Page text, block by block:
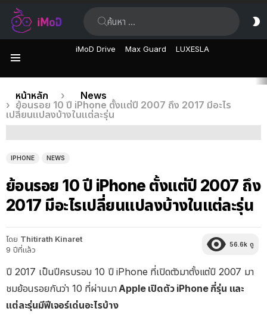
iMoD Drive Max Guard LUXESLA
เรื่อง
ล่าสุด
คุณอยู่ที่นี่:
หน้าหลัก
News
ย้อนรอย 10 ปี iPhone ตั้งแต่ปี 2007 ถึง 2017 มีอะไร
เปลี่ยนแปลงบ้างในแต่ละรุ่น
IPHONE NEWS
ย้อนรอย 10 ปี iPhone ตั้งแต่ปี 2007 ถึง
2017 มีอะไรเปลี่ยนแปลงบ้างในแต่ละรุ่น
โดย Thitirath Kinaret
9 ปีที่แล้ว
56.6k ดู
ปี 2017 เป็นปีครบรอบ 10 ปี iPhone ที่เปิดตัวมาตั้งแต่ปี 2007 มา
ชมย้อนรอยกันว่า 10 ที่ผ่านมาApple เปิดตัว iPhone กี่รุ่น และ
แต่ละรุ่นมีฟีเจอร์เด่นอะไรบ้าง